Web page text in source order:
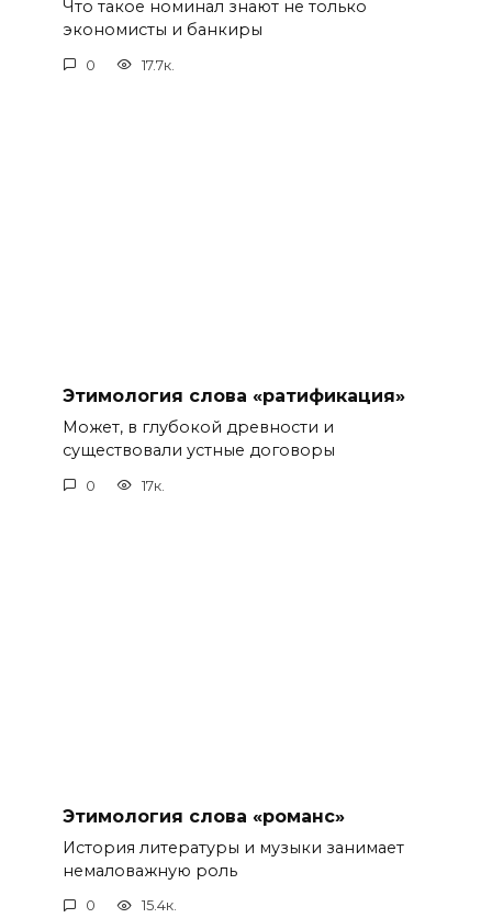
Что такое номинал знают не только
экономисты и банкиры
0 17.7к.
Этимология слова «ратификация»
Может, в глубокой древности и
существовали устные договоры
0 17к.
Этимология слова «романс»
История литературы и музыки занимает
немаловажную роль
0 15.4к.